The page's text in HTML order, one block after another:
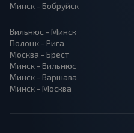
Минск - Бобруйск
Вильнюс - Минск
Полоцк - Рига
Москва - Брест
Минск - Вильнюс
Минск - Варшава
Минск - Москва